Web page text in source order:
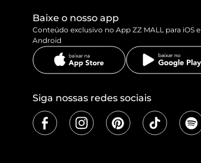
Baixe o nosso app
Conteúdo exclusivo no App ZZ MALL para iOS e
Android
Siga nossas redes sociais